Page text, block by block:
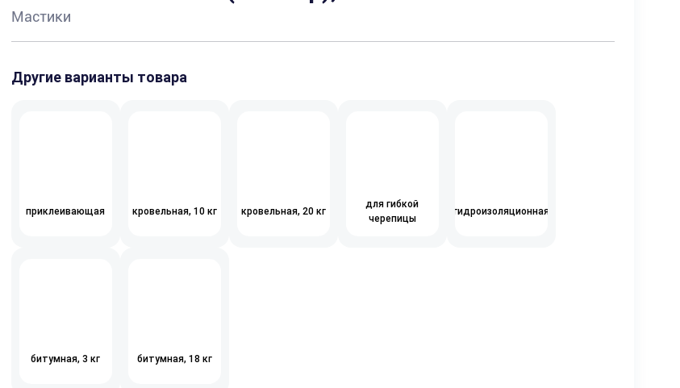
Мастики
Другие варианты товара
приклеивающая кровельная, 10 кг кровельная, 20 кг
для гибкой
черепицы
гидроизоляционная
битумная, 3 кг битумная, 18 кг